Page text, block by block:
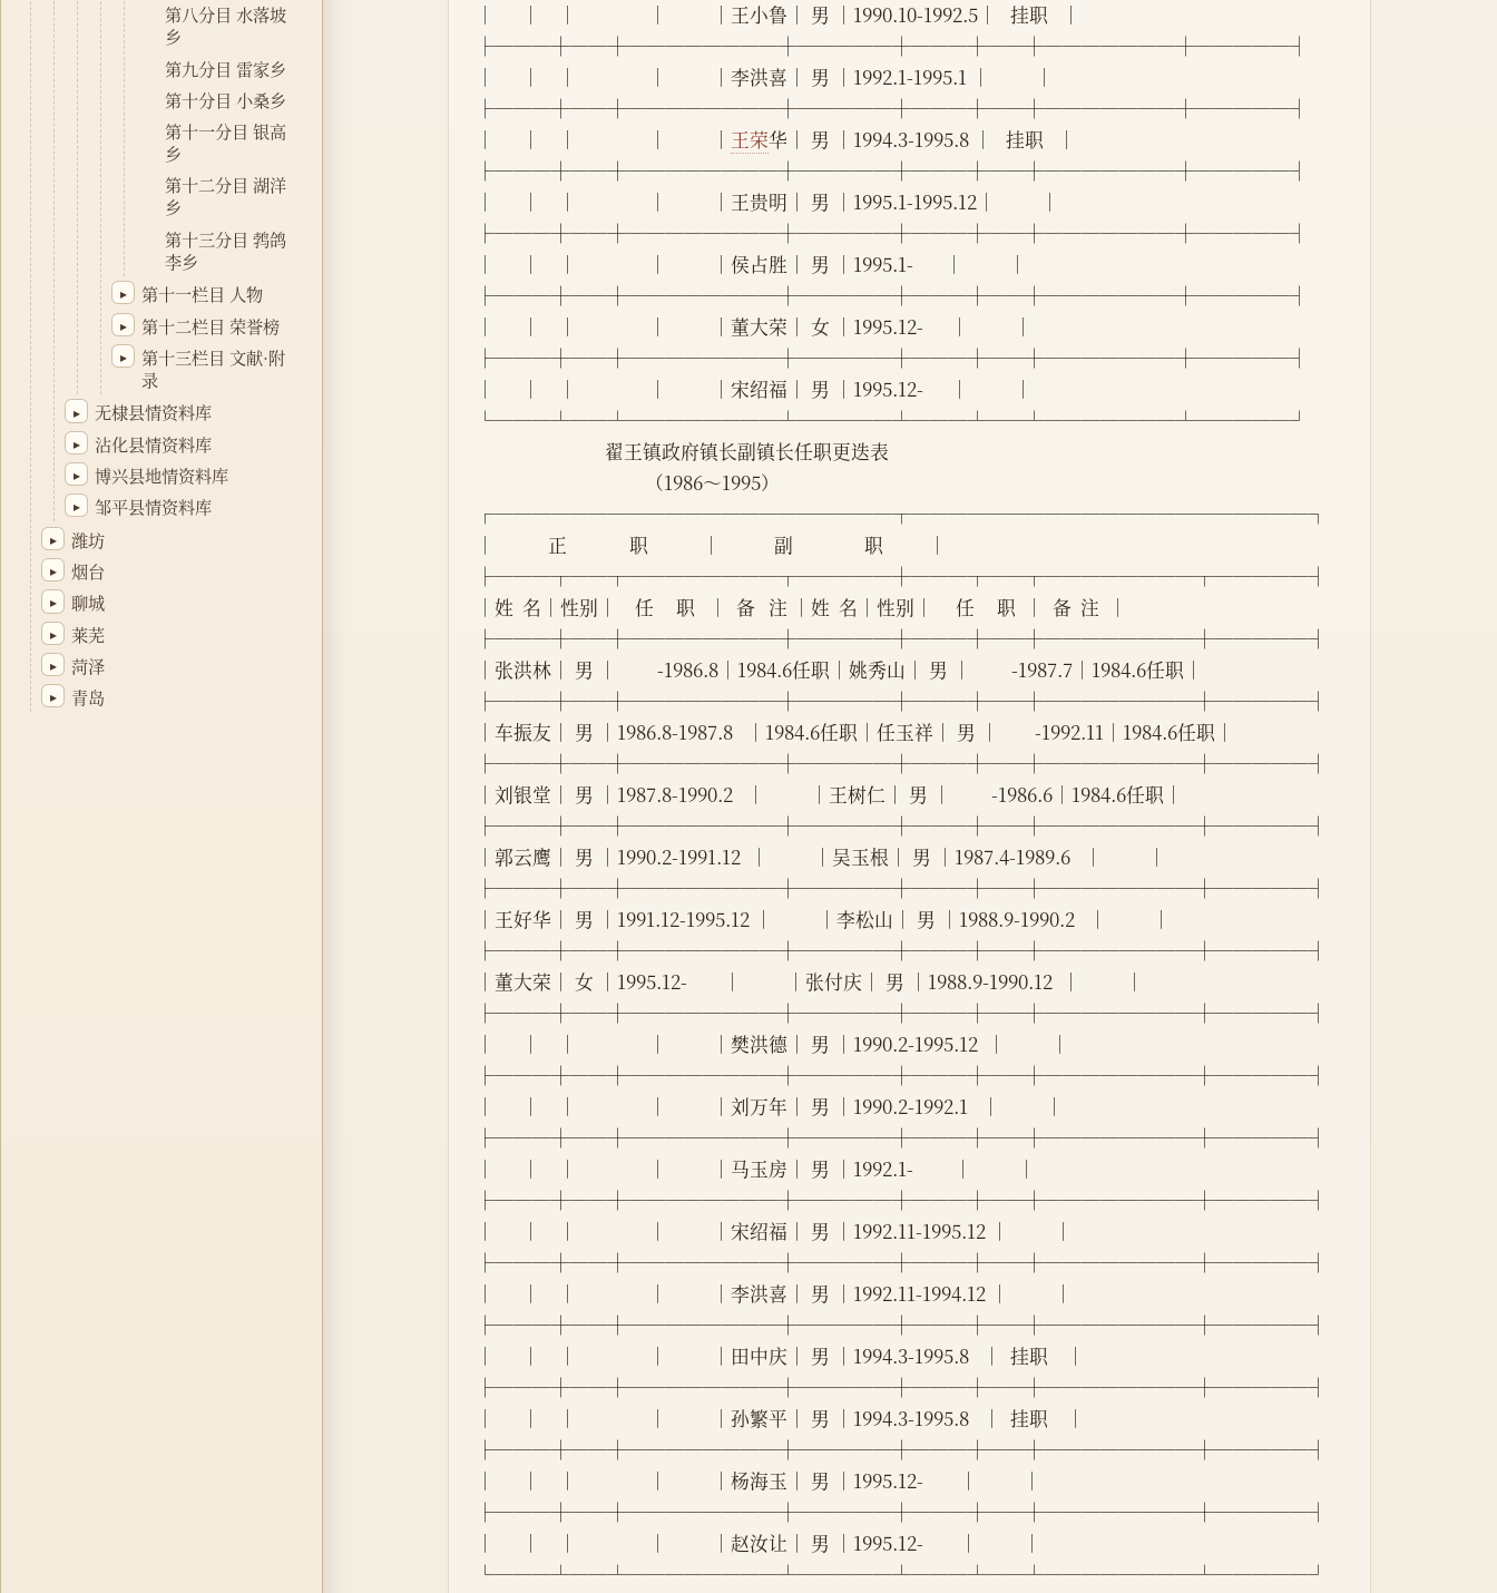
第八分目 水落坡
乡
第九分目 雷家乡
第十分目 小桑乡
第十一分目 银高
乡
第十二分目 湖洋
乡
第十三分目 鹁鸽
李乡
▸ 第十一栏目 人物
▸ 第十二栏目 荣誉榜
▸
第十三栏目 文献·附
录
▸ 无棣县情资料库
▸ 沾化县情资料库
▸ 博兴县地情资料库
▸ 邹平县情资料库
▸ 潍坊
▸ 烟台
▸ 聊城
▸ 莱芜
▸ 菏泽
▸ 青岛
│      │    │                │          │王小鲁│ 男 │1990.10-1992.5│   挂职   │
├───┼──┼────────┼─────┼───┼──┼───────┼─────┤
│      │    │                │          │李洪喜│ 男 │1992.1-1995.1 │          │
├───┼──┼────────┼─────┼───┼──┼───────┼─────┤
│      │    │                │          │ 王荣华│ 男 │1994.3-1995.8 │   挂职   │
├───┼──┼────────┼─────┼───┼──┼───────┼─────┤
│      │    │                │          │王贵明│ 男 │1995.1-1995.12│          │
├───┼──┼────────┼─────┼───┼──┼───────┼─────┤
│      │    │                │          │侯占胜│ 男 │1995.1-       │          │
├───┼──┼────────┼─────┼───┼──┼───────┼─────┤
│      │    │                │          │董大荣│ 女 │1995.12-      │          │
├───┼──┼────────┼─────┼───┼──┼───────┼─────┤
│      │    │                │          │宋绍福│ 男 │1995.12-      │          │
└───┴──┴────────┴─────┴───┴──┴───────┴─────┘
                             翟王镇政府镇长副镇长任职更迭表
                                      （1986～1995）
┌─────────────────────┬─────────────────────┐
│            正              职            │            副                职          │
├───┬──┬────────┬─────┼───┬──┬────────┬─────┤
│姓  名│性别│    任     职   │  备   注 │姓  名│性别│     任     职  │  备  注  │
├───┼──┼────────┼─────┼───┼──┼────────┼─────┤
│张洪林│ 男 │         -1986.8│1984.6任职│姚秀山│ 男 │         -1987.7│1984.6任职│
├───┼──┼────────┼─────┼───┼──┼────────┼─────┤
│车振友│ 男 │1986.8-1987.8   │1984.6任职│任玉祥│ 男 │        -1992.11│1984.6任职│
├───┼──┼────────┼─────┼───┼──┼────────┼─────┤
│刘银堂│ 男 │1987.8-1990.2   │          │王树仁│ 男 │         -1986.6│1984.6任职│
├───┼──┼────────┼─────┼───┼──┼────────┼─────┤
│郭云鹰│ 男 │1990.2-1991.12  │          │吴玉根│ 男 │1987.4-1989.6   │          │
├───┼──┼────────┼─────┼───┼──┼────────┼─────┤
│王好华│ 男 │1991.12-1995.12 │          │李松山│ 男 │1988.9-1990.2   │          │
├───┼──┼────────┼─────┼───┼──┼────────┼─────┤
│董大荣│ 女 │1995.12-        │          │张付庆│ 男 │1988.9-1990.12  │          │
├───┼──┼────────┼─────┼───┼──┼────────┼─────┤
│      │    │                │          │樊洪德│ 男 │1990.2-1995.12  │          │
├───┼──┼────────┼─────┼───┼──┼────────┼─────┤
│      │    │                │          │刘万年│ 男 │1990.2-1992.1   │          │
├───┼──┼────────┼─────┼───┼──┼────────┼─────┤
│      │    │                │          │马玉房│ 男 │1992.1-         │          │
├───┼──┼────────┼─────┼───┼──┼────────┼─────┤
│      │    │                │          │宋绍福│ 男 │1992.11-1995.12 │          │
├───┼──┼────────┼─────┼───┼──┼────────┼─────┤
│      │    │                │          │李洪喜│ 男 │1992.11-1994.12 │          │
├───┼──┼────────┼─────┼───┼──┼────────┼─────┤
│      │    │                │          │田中庆│ 男 │1994.3-1995.8   │  挂职    │
├───┼──┼────────┼─────┼───┼──┼────────┼─────┤
│      │    │                │          │孙繁平│ 男 │1994.3-1995.8   │  挂职    │
├───┼──┼────────┼─────┼───┼──┼────────┼─────┤
│      │    │                │          │杨海玉│ 男 │1995.12-        │          │
├───┼──┼────────┼─────┼───┼──┼────────┼─────┤
│      │    │                │          │赵汝让│ 男 │1995.12-        │          │
└───┴──┴────────┴─────┴───┴──┴────────┴─────┘